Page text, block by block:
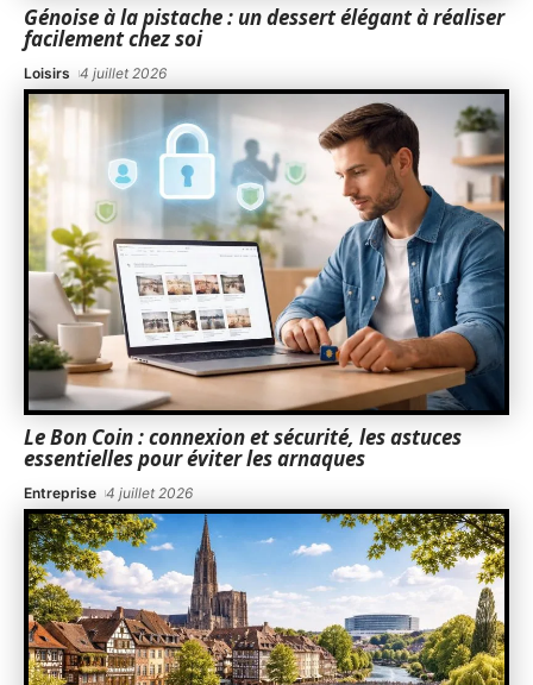
Génoise à la pistache : un dessert élégant à réaliser
facilement chez soi
Loisirs 4 juillet 2026
Le Bon Coin : connexion et sécurité, les astuces
essentielles pour éviter les arnaques
Entreprise 4 juillet 2026